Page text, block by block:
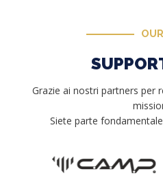
Grazie ai nostri partners per
Siete parte